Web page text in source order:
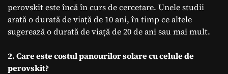
perovskit este încă în curs de cercetare. Unele studii
arată o durată de viață de 10 ani, în timp ce altele
sugerează o durată de viață de 20 de ani sau mai mult.
2. Care este costul panourilor solare cu celule de
perovskit?